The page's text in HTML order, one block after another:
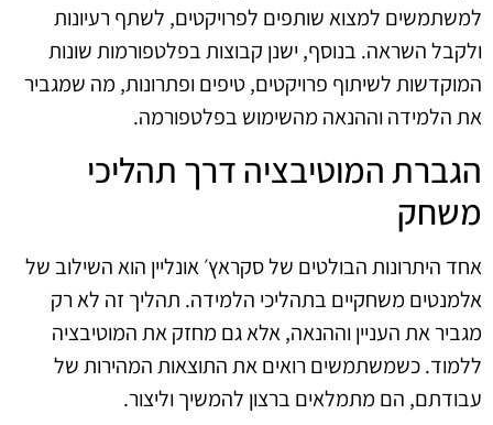
למשתמשים למצוא שותפים לפרויקטים, לשתף רעיונות
ולקבל השראה. בנוסף, ישנן קבוצות בפלטפורמות שונות
המוקדשות לשיתוף פרויקטים, טיפים ופתרונות, מה שמגביר
את הלמידה וההנאה מהשימוש בפלטפורמה.
הגברת המוטיבציה דרך תהליכי
משחק
אחד היתרונות הבולטים של סקראץ׳ אונליין הוא השילוב של
אלמנטים משחקיים בתהליכי הלמידה. תהליך זה לא רק
מגביר את העניין וההנאה, אלא גם מחזק את המוטיבציה
ללמוד. כשמשתמשים רואים את התוצאות המהירות של
עבודתם, הם מתמלאים ברצון להמשיך וליצור.